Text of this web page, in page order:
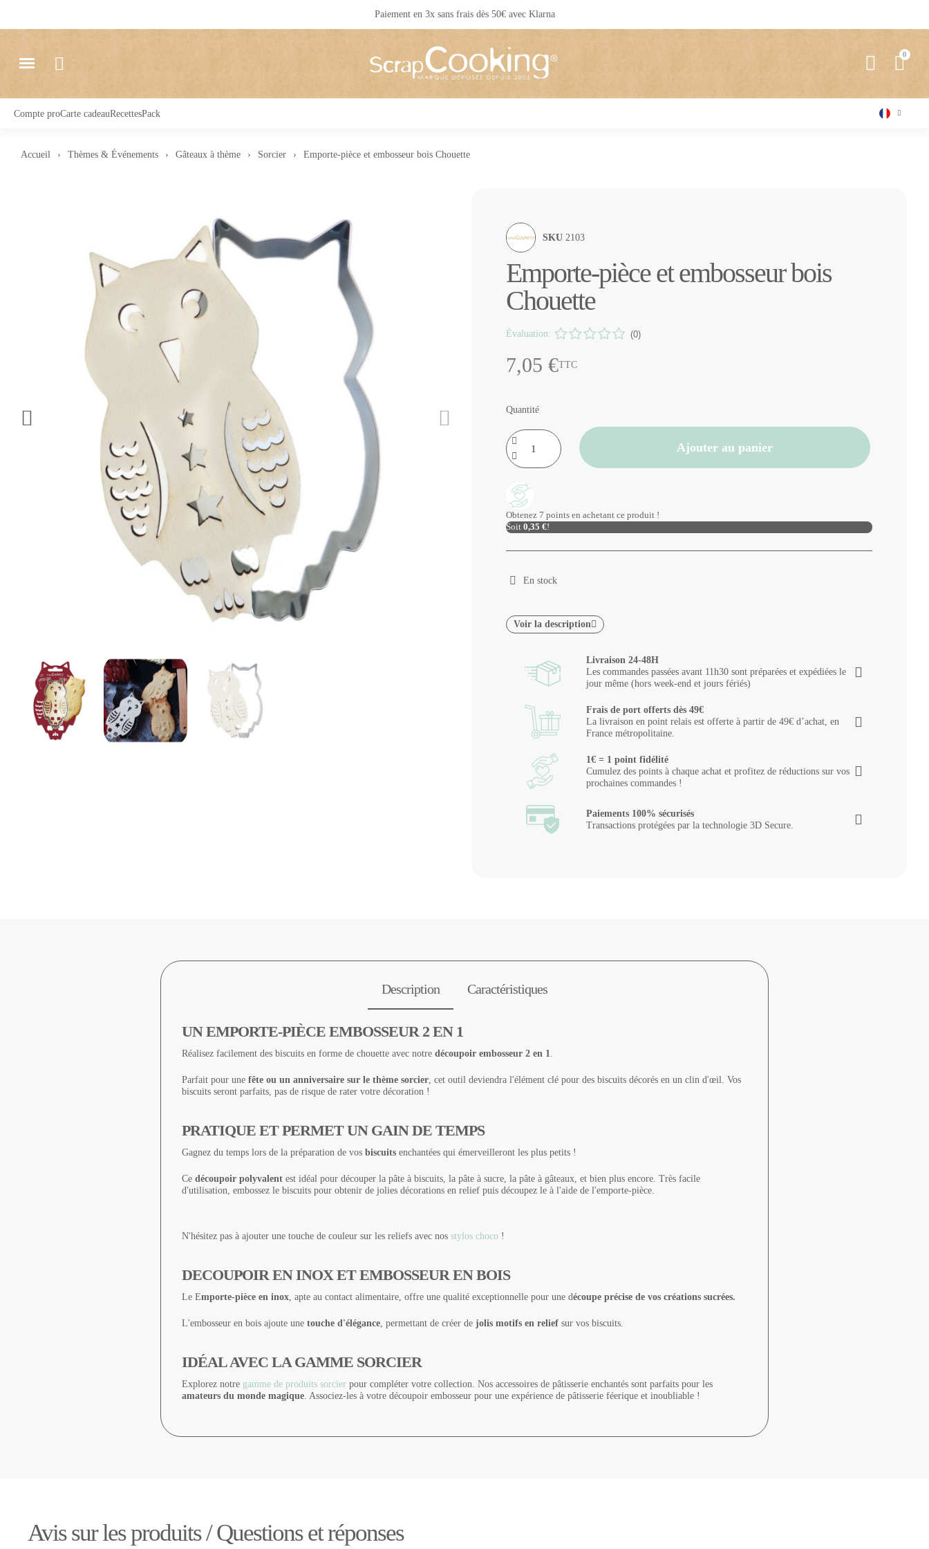
Livraison 24 / 48 h partout en France
Compte proCarte cadeauRecettesPack
Accueil Thèmes & Événements Gâteaux à thème Sorcier Emporte-pièce et embosseur bois Chouette
SKU 2103
Emporte-pièce et embosseur bois
Chouette
Évaluation: (0)
7,05 €TTC
Quantité
Ajouter au panier
Obtenez 7 points en achetant ce produit !
Soit 0,35 €!
En stock
Voir la description
Livraison 24-48H
Les commandes passées avant 11h30 sont préparées et expédiées le
jour même (hors week-end et jours fériés)
Frais de port offerts dès 49€
La livraison en point relais est offerte à partir de 49€ d’achat, en
France métropolitaine.
1€ = 1 point fidélité
Cumulez des points à chaque achat et profitez de réductions sur vos
prochaines commandes !
Paiements 100% sécurisés
Transactions protégées par la technologie 3D Secure.
Description Caractéristiques
UN EMPORTE-PIÈCE EMBOSSEUR 2 EN 1
Réalisez facilement des biscuits en forme de chouette avec notre découpoir embosseur 2 en 1
Parfait pour une fête ou un anniversaire sur le thème sorcier , cet outil deviendra l'élément clé pour des biscuits décorés en un clin d'œil. Vos
biscuits seront parfaits, pas de risque de rater votre décoration !
PRATIQUE ET PERMET UN GAIN DE TEMPS
Gagnez du temps lors de la préparation de vos biscuits enchantées qui émerveilleront les plus petits !
Ce découpoir polyvalent est idéal pour découper la pâte à biscuits, la pâte à sucre, la pâte à gâteaux, et bien plus encore. Très facile
d'utilisation, embossez le biscuits pour obtenir de jolies décorations en relief puis découpez le à l'aide de l'emporte-pièce.
N'hésitez pas à ajouter une touche de couleur sur les reliefs avec nos stylos choco !
DECOUPOIR EN INOX ET EMBOSSEUR EN BOIS
Le Emporte-pièce en inox , apte au contact alimentaire, offre une qualité exceptionnelle pour une découpe précise de vos créations sucrées.
L'embosseur en bois ajoute une touche d'élégance , permettant de créer de jolis motifs en relief sur vos biscuits.
IDÉAL AVEC LA GAMME SORCIER
Explorez notre gamme de produits sorcier pour compléter votre collection. Nos accessoires de pâtisserie enchantés sont parfaits pour les
amateurs du monde magique . Associez-les à votre découpoir embosseur pour une expérience de pâtisserie féerique et inoubliable !
Avis sur les produits / Questions et réponses